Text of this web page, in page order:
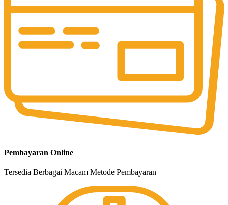
Pembayaran Online
Tersedia Berbagai Macam Metode Pembayaran